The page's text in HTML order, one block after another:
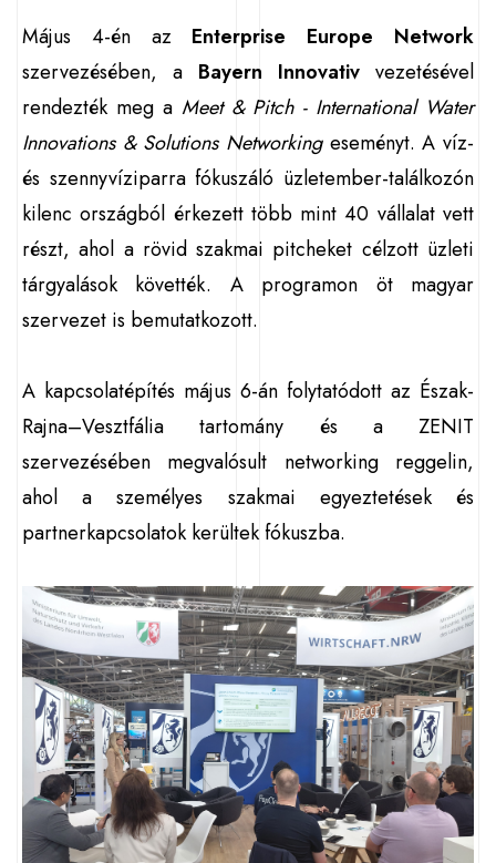
Május 4-én az Enterprise Europe Network
szervezésében, a Bayern Innovativ vezetésével
rendezték meg a Meet & Pitch - International Water
Innovations & Solutions Networkingeseményt. A víz-
és szennyvíziparra fókuszáló üzletember-találkozón
kilenc országból érkezett több mint 40 vállalat vett
részt, ahol a rövid szakmai pitcheket célzott üzleti
tárgyalások követték. A programon öt magyar
szervezet is bemutatkozott.
A kapcsolatépítés május 6-án folytatódott az Észak-
Rajna–Vesztfália tartomány és a ZENIT
szervezésében megvalósult networking reggelin,
ahol a személyes szakmai egyeztetések és
partnerkapcsolatok kerültek fókuszba.